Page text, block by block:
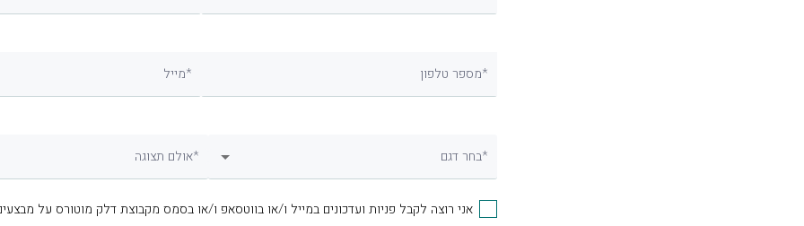
מספר טלפון* מייל*
בחר דגם* אולם תצוגה*
אני רוצה לקבל פניות ועדכונים במייל ו/או בווטסאפ ו/או בסמס מקבוצת דלק מוטורס על